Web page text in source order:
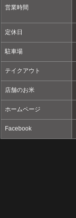
営業時間
定休日
駐車場
テイクアウト
店舗のお米
ホームページ
Facebook